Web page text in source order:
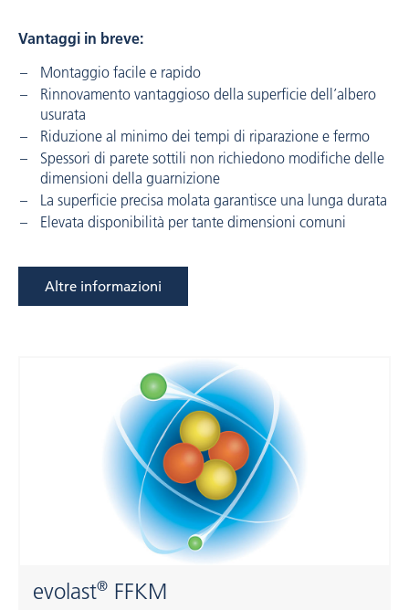
Vantaggi in breve:
Montaggio facile e rapido
Rinnovamento vantaggioso della superficie dell’albero
usurata
Riduzione al minimo dei tempi di riparazione e fermo
Spessori di parete sottili non richiedono modifiche delle
dimensioni della guarnizione
La superficie precisa molata garantisce una lunga durata
Elevata disponibilità per tante dimensioni comuni
Altre informazioni
evolast® FFKM